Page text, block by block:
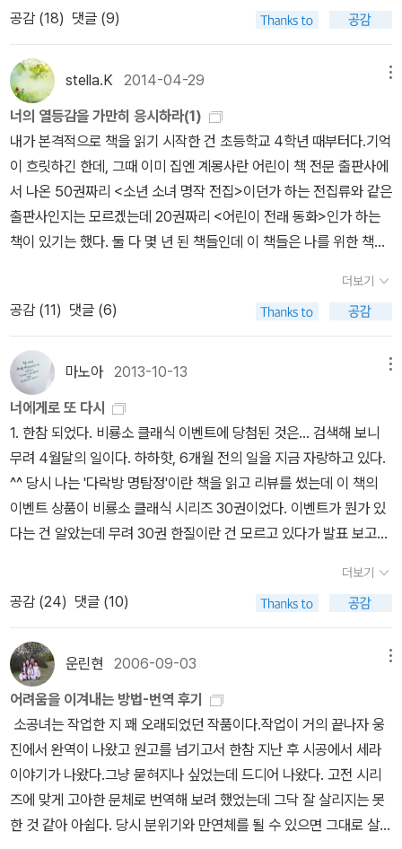
로 갔다. 그런데 인도신사는 우연히 사라가 크루 대위의 딸이라는 것
되었다는 사실을 안 민친 선생님은 사라를 붙잡으려고 했지만 사라는
다시 여자기숙학교로 돌아가지 않았다. 사라는 마음이 깊고 아름다
운 진짜 공주인 것 같다. 항상 불쌍한 사람을 보면 그냥 지나치지 않는
사라가 자신의 것을 챙기지 않아 답답한 마음도 있었다. 또 힘이 들더
라도 항상 기운내서 생활하는 모습이 보기 좋았다. 나중에 다시 부유
해지고도 지난날의 힘들었던 생활을 잊지 않고 끝까지 가난한 사람들
을 도와주는 사라는 정말 마음이 아름다운 천사 같다.
건너 뛰고 중학교 무렵, 바로 <세계문학전집>으로, 즉 <데미안>, <
지난 세월이지만, 그 틈새의 시간을 아동문학과 함께 할 수 있었다
면 좀 좋지 않았을까, 하는 회한이 조금은 있다. 그래서 아이가 조금
더 크면 함께 읽으려고 미리(!) 사둔 <창비> 동화책들. 하지만 이런
책을 읽을 만한 수준의 '머리'를 갖추게 될지, 어쩔 수 없이 조금은 울
쩍해진다. * 지난 추석 연휴, 아이와 공연을 보러갔다. 아
이는 한 달에 한 번 정도 공연 관람(혹은 견학)을 가지만, 엄마 아빠랑
같이 간 건 처음이다. 우리가 본 건 뮤지컬 <보물섬>인데, 원작은, 다
들 아시리라, 스코틀랜드 작가 스티븐슨이 쓴 동화이다. 다
적이 없는 것이다. 앗, 줄거리, 너무 신선해! 뭐야, 주제는 우정이었
나? 아니면 적은 내(-배) 안에 있다? 아니면 다 용서하라~ 아무튼 나
는 너무 재밌었다. 그러고 보니 뮤지컬 공연 본 것도 난생 처음이었다
오 ㅠ.ㅠ 아이는 어떤가. 한 30분 정도 지나니 엉덩이가 들썩들썩, 혼
자 쓸데없는 소리를 지껄이기 시작한다. 다른 아이들(심지어 더 어린)
과도 확연히 다름이 여실히 드러났다. 다행히, 공연장 안을 뛰어다니
는 불상사는 없었으나(그럼 쫓겨남 - 옆에서 '형아'가 째려 보고 있음
을 수시로 의식하고 자제하는 듯했다) 주의집중력도 짧고 내용 몰입
도, 나아가(당연하지만) 이해도도 무척 떨어졌다. 왜 동굴이 무너져내
리는지, 저 친구들이 왜 갈라져서 싸우는지 등 골조는 전혀 이해하지
못하고, 배에 '영국국기'가 걸렸던 것만 계속 얘기했다 -_-;; 에공, 어
쩔 수 없지. 좀 더 어릴 때는 이해방식의 독특성(?)이라고 생각했는
모든 학습)의 출발점이지 않나. '불수능'(^^;;) 끝난 다음, 다시 한 번
생각하게 되는 대목이다. 1점의 중요성, 다들 이걸 욕하지만 점수 따
는 단계에서는 이보다 중요한 것이 없다. 그 1점 속에 얼마나 많은 의
미가 들어있는지는 그것을 위해 노력해 본 사람만이 알 수 있는 것이
기도 하다. 아, 물론 인생 전체를 놓고 보면 아주 무의미한 차이지만 -
_-;; * '지난 주 알림장 내용은 일취월장이었고, 무슨 뜻이야?''매일
매일 발전한다~~''이번 주 알림장 내용은 뭐야?''이번 주는 수박껍데
기야.''어?''이번 주는 수박껍데기라고, 뭐를 대충 알고~''서준아, 수박
껍데기가 아니라 수박 겉핥기 아니야?'- 잠깐 띵~ 이건 무슨 말이지?
대때 에드워드 툴레인에 얽힌 에피소드. 번역하면서 힘들었던일..거
친생활?을 못 해서 작품속의 캐릭터 때문에 힘들었던 이야기.. 외국
어와 우리말의 차이때문에 글의 맛이 달라졌을때의 난감함... 그리고
앞으로의 꿈 등등 여러 이야기들과 소소한 그녀의 이야기를 들을수
있었던 시간. 생각해보면 작가와 함께 하는 시간은 많았지만 번역가
와 만나는 자리는 드물어 희소성있는 자리가 되지 않았을까하는 뿌듯
함이~~개인적으로는 우리 도서관에 그리고 우리 동아리에 여러 다
양한 사람들과 함께 할수 있어서 좋은 시간들..그들과 함께 하는 시간
이 되도록 오래지속될수 있었음 ~~ 오늘 이야기를 들으면서 좋은 번
역가들이 더 많이 나왔으면 하는 바램을 가져본다
공감 (18) 댓글 (9)
stella.K 2014-04-29
너의 열등감을 가만히 응시하라(1)
내가 본격적으로 책을 읽기 시작한 건 초등학교 4학년 때부터다.기억
이 흐릿하긴 한데, 그때 이미 집엔 계몽사란 어린이 책 전문 출판사에
서 나온 50권짜리 <소년 소녀 명작 전집>이던가 하는 전집류와 같은
출판사인지는 모르겠는데 20권짜리 <어린이 전래 동화>인가 하는
책이 있기는 했다. 둘 다 몇 년 된 책들인데 이 책들은 나를 위한 책은
위해 방문 판매를 온 책 장사에게 그 책을 샀던 것이다. 엄마는 언니와
오빠가 초등학교엘 다니고 있었으니 그런 책 한 질쯤은 두고 읽어도
좋을 거라고 생각했던 모양이었다. 그땐 또 서열 의식이 강해서 오빠
가 나와 동생에게 함부로 그 책들을 만지지 못하게 했다. 읽어야 한다
면 꼭 오빠의 허락을 받고 읽어야 했다. 하지만 나와 동생은 아직도 한
글을 떼기 전이었으니 그 책에 욕심 낼 처지가 못 됐다. 그러니 오빠가
그 책 가지고 위세 부려봤자 나와 동생에겐 그다지 먹히지는 않았다.
말하자면, ‘그래? 그럼 그냥 오빠 가져. 어차피 우린 책도 잘 볼 줄 모
르잖아.’ 뭐 그런 식이었다.그래서 그럴까, 서열 의식도 다 같이 욕심
낼만한 것에서 내야 빛을 바라는 거지 한글도 다 못 뗀 조무래기들을
데리고 내 봤자 알아주지도 않는다라는 걸 오빠도 알았는지 나중엔
책에 대해 그다지 욕심을 내지 않았다. 그리고 그런 전집들은 무료한
날 심심함을 달래기 위한 좋은 놀잇감이 되어 주곤 했다. 이를테면 그
닦고 1권부터 마지막 권까지 누가 빨리 찾아서 다시 책꽂이에 꽂아 놓
나 시합을 하는 것이다. 중간에 두 세 권 정도를 잃어버려서 항상 그
놀이에선 아쉬움이 남았지만 우리 같은 조무래기들에겐 전집류는 그
런 존재였다. 나중에 한글을 깨쳤으니 슬슬 읽어 볼만도 할 텐데 나는
왠지 그 전집엔 손이 가지 않았다. 이제 초등학교를 갓 들어갔으니 한
글만 깨쳤다 뿐 왠지 어려울 거란 생각이 들었던 것이다. 이 제 초등학
교엘 갓 들어 간 아이가 <소공자>나 <소공녀>를 어찌 알겠으며, <쿠
오레>는 또 어찌 알겠는가? 그런 것들을 읽으려면 적어도 언니 나이
더보기
공감 (11) 댓글 (6)
마노아2013-10-13
너에게로 또 다시
1. 한참 되었다. 비룡소 클래식 이벤트에 당첨된 것은... 검색해 보니
무려 4월달의 일이다. 하하핫, 6개월 전의 일을 지금 자랑하고 있다.
^^ 당시 나는 '다락방 명탐정'이란 책을 읽고 리뷰를 썼는데 이 책의
이벤트 상품이 비룡소 클래식 시리즈 30권이었다. 이벤트가 뭔가 있
다는 건 알았는데 무려 30권 한질이란 건 모르고 있다가 발표 보고서
독 후보로 입상했다. -_-;;; 달랑 한명 응모했어도 통 크게! 선물을 보
내준 비룡소에 고마움의 인사를 전한다. 좀 많이 늦었지만...^^ 어릴
때 읽었던 주니어 문고보다 훨씬 두꺼운 책들이다. 다시 보는 것도 큰
즐거움이 되리라. 그때 나에게 행운을 안겨 주었던 다락방 명탐정은
2편도 나왔다. 이 책 역시 기대가 된다. 2. 그 다음의 행운은 7월에 찾
아왔다. '따라와, 멋진 걸 보여 줄게!'라는 제목의 책이었는데 폴라로
이드 카메라를 받았다. 음하하핫!!! 카메라와 미니 앨범에 매직까지,
종합 선물이었다. 디지털 카메라에 핸드폰 카메라가 워낙 발달됐지만
폴라로이드 카메라도 갖고 싶었다. 이제 이걸 들고 좀 놀러가야 할 텐
데 말이다...3. 그 다음 행운은 황선미 작가의 신나게 자유롭게 뻥!이
다. 구매자 리뷰를 대상으로 한 이벤트에서 유홍준 교수님의 만화 나
더보기
공감 (24) 댓글 (10)
운린현 2006-09-03
어려움을 이겨내는 방법-번역 후기
소공녀는 작업한 지 꽤 오래되었던 작품이다.작업이 거의 끝나자 웅
진에서 완역이 나왔고 원고를 넘기고서 한참 지난 후 시공에서 세라
이야기가 나왔다.그냥 묻혀지나 싶었는데 드디어 나왔다. 고전 시리
즈에 맞게 고아한 문체로 번역해 보려 했었는데 그닥 잘 살리지는 못
한 것 같아 아쉽다. 당시 분위기와 만연체를 될 수 있으면 그대로 살리